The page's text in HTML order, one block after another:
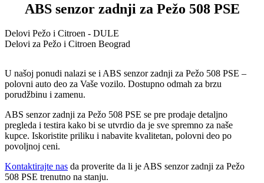
ABS senzor zadnji za Pežo 508 PSE
Delovi Pežo i Citroen - DULE
Delovi za Pežo i Citroen Beograd
U našoj ponudi nalazi se i ABS senzor zadnji za Pežo 508 PSE –
polovni auto deo za Vaše vozilo. Dostupno odmah za brzu
porudžbinu i zamenu.
ABS senzor zadnji za Pežo 508 PSE se pre prodaje detaljno
pregleda i testira kako bi se utvrdio da je sve spremno za naše
kupce. Iskoristite priliku i nabavite kvalitetan, polovni deo po
povoljnoj ceni.
Kontaktirajte nas da proverite da li je ABS senzor zadnji za Pežo
508 PSE trenutno na stanju.